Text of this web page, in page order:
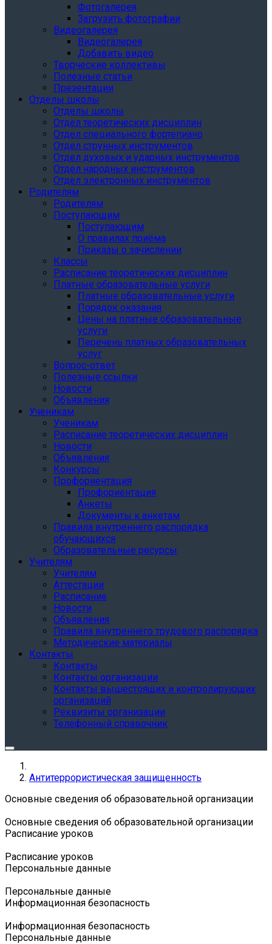
Фотогалерея
Загрузить фотографии
Видеогалерея
Видеогалерея
Добавить видео
Творческие коллективы
Полезные статьи
Презентации
Отделы школы
Отделы школы
Отдел теоретических дисциплин
Отдел специального фортепиано
Отдел струнных инструментов
Отдел духовых и ударных инструментов
Отдел народных инструментов
Отдел электронных инструментов
Родителям
Родителям
Поступающим
Поступающим
О правилах приёма
Приказы о зачислении
Классы
Расписание теоретических дисциплин
Платные образовательные услуги
Платные образовательные услуги
Порядок оказания
Цены на платные образовательные
услуги
Перечень платных образовательных
услуг
Вопрос-ответ
Полезные ссылки
Новости
Объявления
Ученикам
Ученикам
Расписание теоретических дисциплин
Новости
Объявления
Конкурсы
Профориентация
Профориентация
Анкеты
Документы к анкетам
Правила внутреннего распорядка
обучающихся
Образовательные ресурсы
Учителям
Учителям
Аттестации
Расписание
Новости
Объявления
Правила внутреннего трудового распорядка
Методические материалы
Контакты
Контакты
Контакты организации
Контакты вышестоящих и контролирующих
организаций
Реквизиты организации
Телефонный справочник
Антитеррористическая защищенность
Основные сведения об образовательной организации
Основные сведения об образовательной организации
Расписание уроков
Расписание уроков
Персональные данные
Персональные данные
Информационная безопасность
Информационная безопасность
Персональные данные